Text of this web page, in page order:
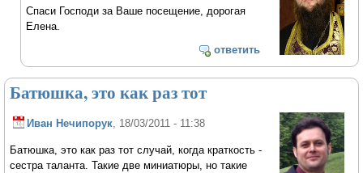
Спаси Господи за Ваше посещение, дорогая
Елена.
ответить
Батюшка, это как раз тот
Иван Нечипорук, 18/03/2011 - 11:38
Батюшка, это как раз тот случай, когда краткость -
сестра таланта. Такие две миниатюры, но такие